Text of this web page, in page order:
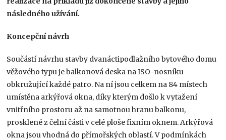
následného užívání.
Koncepční návrh
Součástí návrhu stavby dvanáctipodlažního bytového domu
věžového typu je balkonová deska na ISO-nosníku
obkružující každé patro. Na ní jsou celkem na 84 místech
umístěna arkýřová okna, díky kterým došlo k vytažení
vnitřního prostoru až na samotnou hranu balkonu,
prosklené z čelní části v celé ploše fixním oknem. Arkýřová
okna jsou vhodná do přímořských oblastí. V podmínkách